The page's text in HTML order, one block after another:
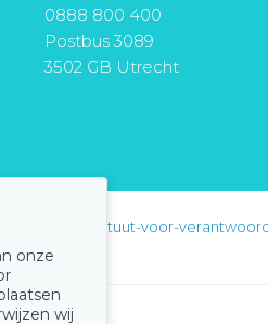
0888 800 400
Postbus 3089
3502 GB Utrecht
instituut-voor-
onze
wij